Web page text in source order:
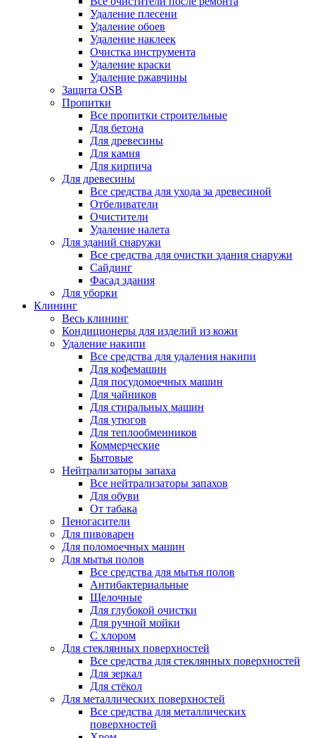
Удаление плесени
Удаление обоев
Удаление наклеек
Очистка инструмента
Удаление краски
Удаление ржавчины
Защита OSB
Пропитки
Все пропитки строительные
Для бетона
Для древесины
Для камня
Для кирпича
Для древесины
Все средства для ухода за древесиной
Отбеливатели
Очистители
Удаление налета
Для зданий снаружи
Все средства для очистки здания снаружи
Сайдинг
Фасад здания
Для уборки
Клининг
Весь клининг
Кондиционеры для изделий из кожи
Удаление накипи
Все средства для удаления накипи
Для кофемашин
Для посудомоечных машин
Для чайников
Для стиральных машин
Для утюгов
Для теплообменников
Коммерческие
Бытовые
Нейтрализаторы запаха
Все нейтрализаторы запахов
Для обуви
От табака
Пеногасители
Для пивоварен
Для поломоечных машин
Для мытья полов
Все средства для мытья полов
Антибактериальные
Щелочные
Для глубокой очистки
Для ручной мойки
С хлором
Для стеклянных поверхностей
Все средства для стеклянных поверхностей
Для зеркал
Для стёкол
Для металлических поверхностей
Все средства для металлических
поверхностей